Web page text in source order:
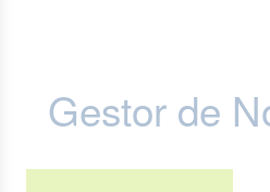
Gestor de